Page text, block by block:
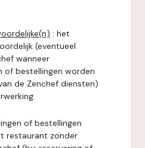
: het
(eventueel
wanneer
of bestellingen worden
de Zenchef diensten)
of bestellingen
restaurant zonder